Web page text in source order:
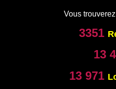
Vous
3351
13 4
13 971